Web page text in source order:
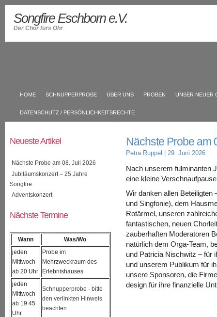
Songfire Eschborn e.V.
Der Chor fürs Ohr
HOME SCHNUPPERPROBE ÜBER UNS PROBEN UNSER NEUER
DATENSCHUTZ / PERSÖNLICHKEITSRECHTE
Nächste Probe am
Petra Ruppel | 29. Juni 2026
Nach unserem fulminanten
eine kleine
Wir danken allen Beteiligten
und Singfonie), dem
Rotärmel, unseren
fantastischen, neuen
zauberhaften Moderatoren
natürlich dem Orga-Team,
und Patricia Nischwitz – für
und unserem Publikum für
unsere Sponsoren, die
design für ihre finanzielle
Neueste Artikel
Nächste Probe am 08. Juli 2026
Jubiläumskonzert – 25 Jahre
Songfire
Adventskonzert
Nächste Termine
Wann
Was/Wo
jeden
Mittwoch
ab 20 Uhr
Probe im
Mehrzweckraum des
Erlebnishauses
jeden
Mittwoch
ab 19:45
Uhr
Schnupperprobe - bitte
den verlinkten Hinweis
beachten